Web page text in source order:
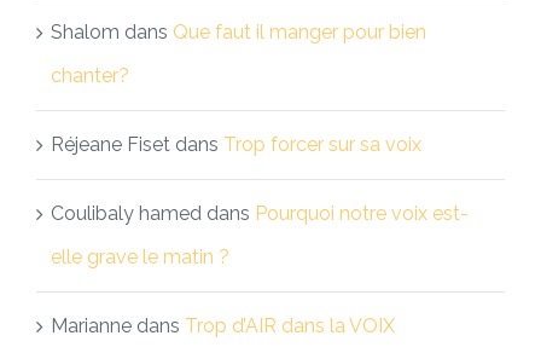
Shalom dans Que faut il manger pour bien
chanter?
Réjeane Fiset dans Trop forcer sur sa voix
Coulibaly hamed dans Pourquoi notre voix est-
elle grave le matin ?
Marianne dans Trop d’AIR dans la VOIX